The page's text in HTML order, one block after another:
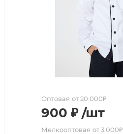
Оптовая от 20 000₽
900 ₽ /шт
Мелкооптовая от 3 000₽